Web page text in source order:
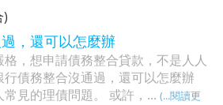
)
，還可以怎麼辦
，想申請債務整合貸款，不是人人
債務整合沒通過，還可以怎麼辦
見的理債問題。 或許，... (...閱讀更